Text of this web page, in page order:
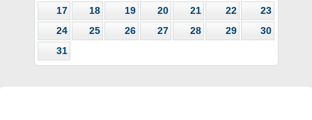
17
18 19 20 21 22
23
24
25 26 27 28 29
30
31